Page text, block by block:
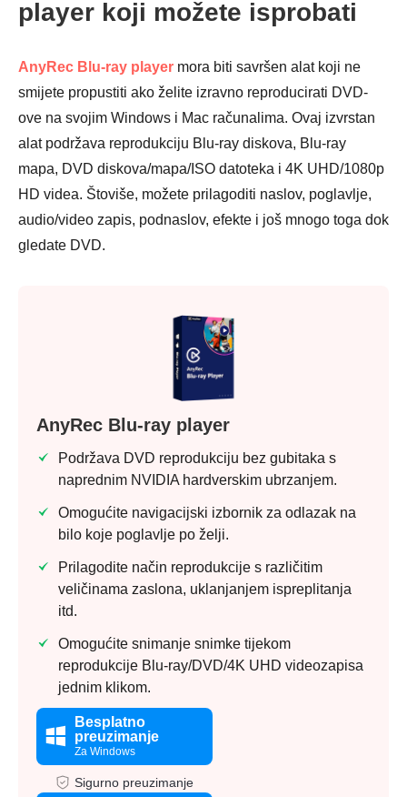
3. korak
player koji možete isprobati
AnyRec Blu-ray player mora biti savršen alat koji ne
smijete propustiti ako želite izravno reproducirati DVD-
ove na svojim Windows i Mac računalima. Ovaj izvrstan
alat podržava reprodukciju Blu-ray diskova, Blu-ray
mapa, DVD diskova/mapa/ISO datoteka i 4K UHD/1080p
HD videa. Štoviše, možete prilagoditi naslov, poglavlje,
audio/video zapis, podnaslov, efekte i još mnogo toga dok
gledate DVD.
AnyRec Blu-ray player
Podržava DVD reprodukciju bez gubitaka s
naprednim NVIDIA hardverskim ubrzanjem.
Omogućite navigacijski izbornik za odlazak na
bilo koje poglavlje po želji.
Prilagodite način reprodukcije s različitim
veličinama zaslona, uklanjanjem ispreplitanja
itd.
Omogućite snimanje snimke tijekom
reprodukcije Blu-ray/DVD/4K UHD videozapisa
jednim klikom.
Besplatno
preuzimanje
Za Windows
Sigurno preuzimanje